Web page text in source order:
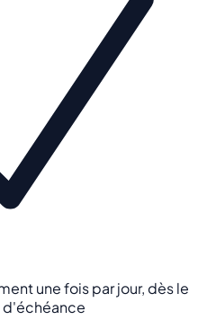
une fois par jour, dès le
d'échéance